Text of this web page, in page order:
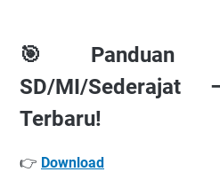
🎯Panduan
SD/MI/
Terbaru!
👉 Download